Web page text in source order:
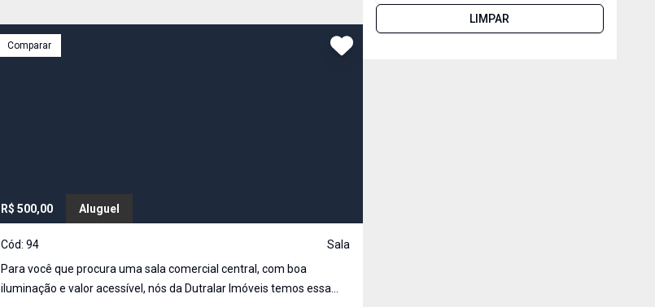
Comparar
R$ 500,00 Aluguel
Cód: 94
Sala
Para você que procura uma sala comercial central, com boa
iluminação e valor acessível, nós da Dutralar Imóveis temos essa
LIMPAR